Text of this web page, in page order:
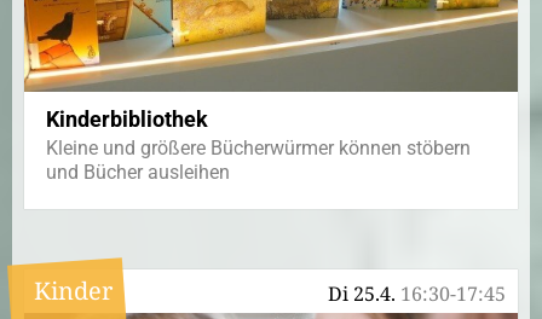
Kinderbibliothek
Kleine und größere Bücherwürmer können stöbern
und Bücher ausleihen
Di 25.4. 16:30-17:45
Kinder